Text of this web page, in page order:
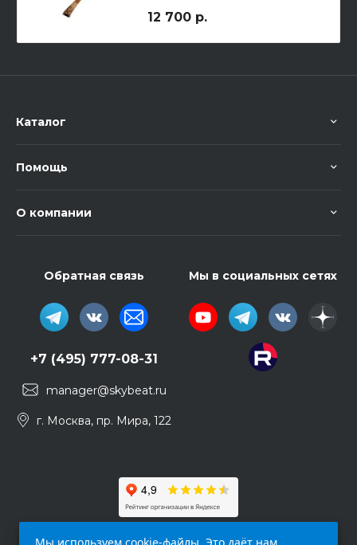
12 700 р.
Каталог
Помощь
О компании
Обратная связь
+7 (495) 777-08-31
manager@skybeat.ru
г. Москва, пр. Мира, 122
Мы в социальных сетях